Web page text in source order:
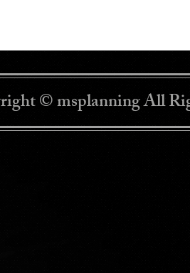
© msplanning All